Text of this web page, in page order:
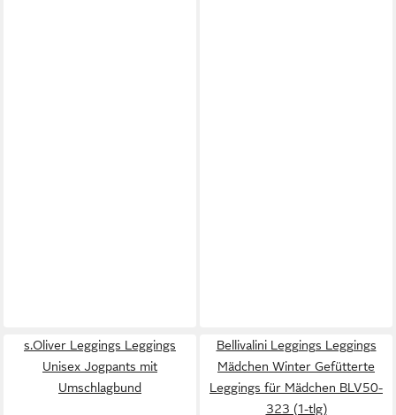
s.Oliver Leggings Leggings
Unisex Jogpants mit
Umschlagbund
Bellivalini Leggings Leggings
Mädchen Winter Gefütterte
Leggings für Mädchen BLV50-
323 (1-tlg)